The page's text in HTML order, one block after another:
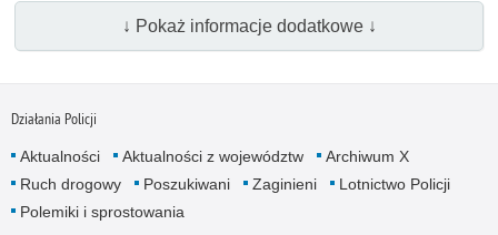
↓ Pokaż informacje dodatkowe ↓
Działania Policji
Aktualności Aktualności z województw
Archiwum X
Ruch drogowy
Poszukiwani Zaginieni
Lotnictwo Policji
Polemiki i sprostowania